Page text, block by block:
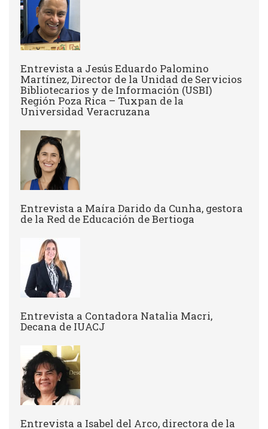
Entrevista a Jesús Eduardo Palomino
Martínez, Director de la Unidad de Servicios
Bibliotecarios y de Información (USBI)
Región Poza Rica – Tuxpan de la
Universidad Veracruzana
Entrevista a ​Maíra Darido da Cunha, gestora
de la Red de Educación de Bertioga
Entrevista a Contadora Natalia Macri,
Decana de IUACJ
Entrevista a Isabel del Arco, directora de la